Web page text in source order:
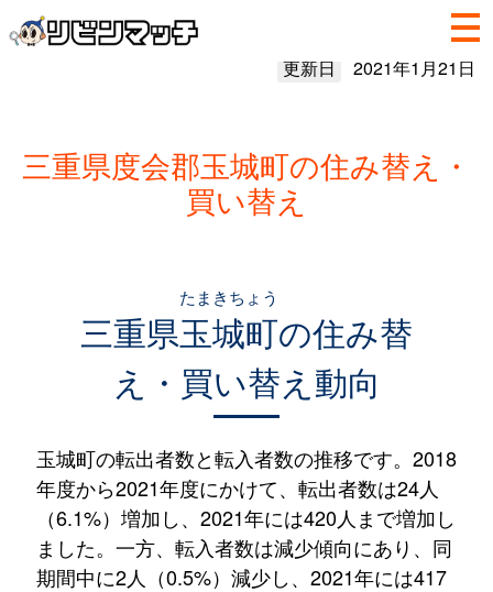
更新日 2021年1月21日
三重県度会郡玉城町の住み替え・
買い替え
三重県玉城町
たまきちょう
の住み替
え・買い替え動向
玉城町の転出者数と転入者数の推移です。2018
年度から2021年度にかけて、転出者数は24人
（6.1%）増加し、2021年には420人まで増加し
ました。一方、転入者数は減少傾向にあり、同
期間中に2人（0.5%）減少し、2021年には417